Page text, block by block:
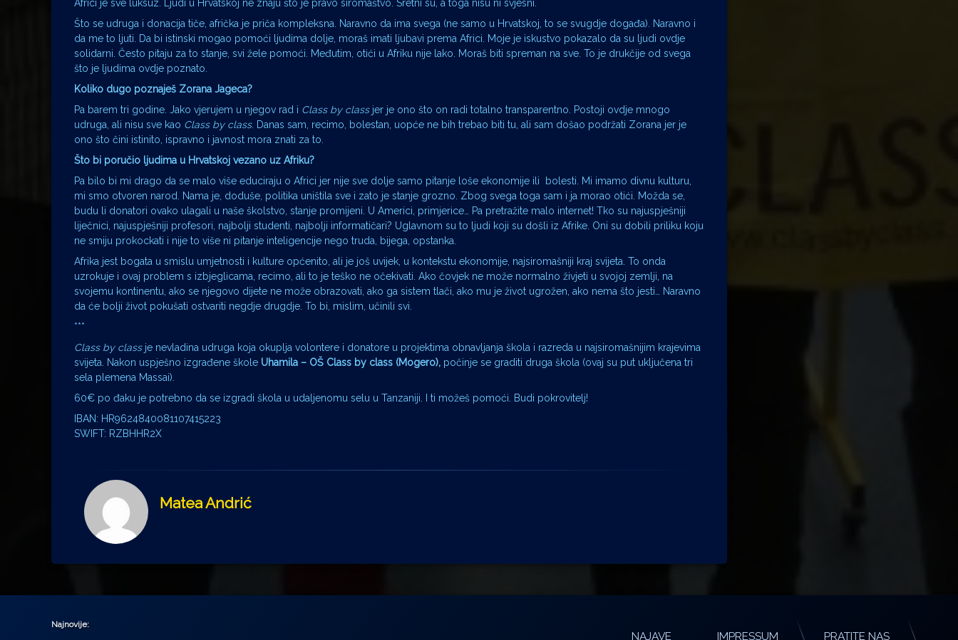
Africi je sve luksuz. Ljudi u Hrvatskoj ne znaju što je pravo siromaštvo. Sretni su, a toga nisu ni svjesni.
Što se udruga i donacija tiče, afrička je priča kompleksna. Naravno da ima svega (ne samo u Hrvatskoj, to se svugdje događa). Naravno i
da me to ljuti. Da bi istinski mogao pomoći ljudima dolje, moraš imati ljubavi prema Africi. Moje je iskustvo pokazalo da su ljudi ovdje
solidarni. Često pitaju za to stanje, svi žele pomoći. Međutim, otići u Afriku nije lako. Moraš biti spreman na sve. To je drukčije od svega
što je ljudima ovdje poznato.
Koliko dugo poznaješ Zorana Jageca?
Pa barem tri godine. Jako vjerujem u njegov rad i Class by class jer je ono što on radi totalno transparentno. Postoji ovdje mnogo
udruga, ali nisu sve kao Class by class. Danas sam, recimo, bolestan, uopće ne bih trebao biti tu, ali sam došao podržati Zorana jer je
ono što čini istinito, ispravno i javnost mora znati za to.
Što bi poručio ljudima u Hrvatskoj vezano uz Afriku?
Pa bilo bi mi drago da se malo više educiraju o Africi jer nije sve dolje samo pitanje loše ekonomije ili bolesti. Mi imamo divnu kulturu,
mi smo otvoren narod. Nama je, doduše, politika uništila sve i zato je stanje grozno. Zbog svega toga sam i ja morao otići. Možda se,
budu li donatori ovako ulagali u naše školstvo, stanje promijeni. U Americi, primjerice… Pa pretražite malo internet! Tko su najuspješniji
liječnici, najuspješniji profesori, najbolji studenti, najbolji informatičari? Uglavnom su to ljudi koji su došli iz Afrike. Oni su dobili priliku koju
ne smiju prokockati i nije to više ni pitanje inteligencije nego truda, bijega, opstanka.
Afrika jest bogata u smislu umjetnosti i kulture općenito, ali je još uvijek, u kontekstu ekonomije, najsiromašniji kraj svijeta. To onda
uzrokuje i ovaj problem s izbjeglicama, recimo, ali to je teško ne očekivati. Ako čovjek ne može normalno živjeti u svojoj zemlji, na
svojemu kontinentu, ako se njegovo dijete ne može obrazovati, ako ga sistem tlači, ako mu je život ugrožen, ako nema što jesti… Naravno
da će bolji život pokušati ostvariti negdje drugdje. To bi, mislim, učinili svi.
***
Class by classje nevladina udruga koja okuplja volontere i donatore u projektima obnavljanja škola i razreda u najsiromašnijim krajevima
svijeta. Nakon uspješno izgrađene škole Uhamila – OŠ Class by class (Mogero), počinje se graditi druga škola (ovaj su put uključena tri
sela plemena Massai).
60€ po đaku je potrebno da se izgradi škola u udaljenomu selu u Tanzaniji. I ti možeš pomoći. Budi pokrovitelj!
IBAN: HR9624840081107415223
SWIFT: RZBHHR2X
Matea Andrić
Najnovije:
NAJAVE IMPRESSUM PRATITE NAS